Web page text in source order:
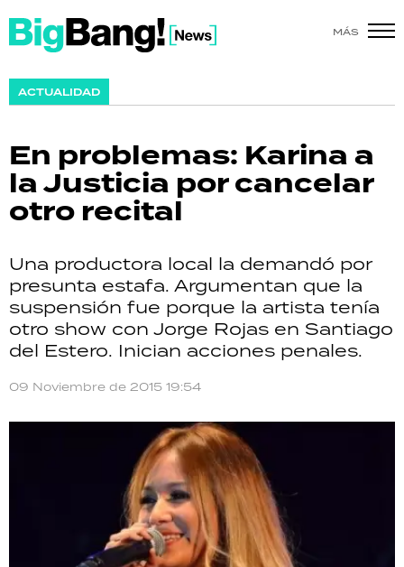
MÁS
ACTUALIDAD
En problemas: Karina a
la Justicia por cancelar
otro recital
Una productora local la demandó por
presunta estafa. Argumentan que la
suspensión fue porque la artista tenía
otro show con Jorge Rojas en Santiago
del Estero. Inician acciones penales.
09 Noviembre de 2015 19:54
SHOW
ACTUALIDAD
POLICIALES
ECONOMÍA
GRAN HERMANO
SALUD
DEPORTES
TECNOLOGÍA
PALABRAS